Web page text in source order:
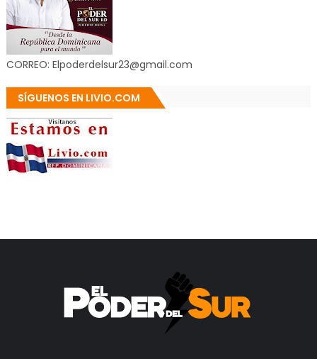
CORREO: Elpoderdelsur23@gmail.com
SÍGUENOS EN LIVIO.COM